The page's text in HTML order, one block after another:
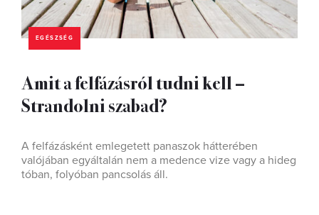
EGÉSZSÉG
Amit a felfázásról tudni kell –
Strandolni szabad?
A felfázásként emlegetett panaszok hátterében
valójában egyáltalán nem a medence vize vagy a hideg
tóban, folyóban pancsolás áll.